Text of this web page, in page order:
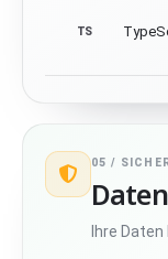
TS
05 /
Ihre